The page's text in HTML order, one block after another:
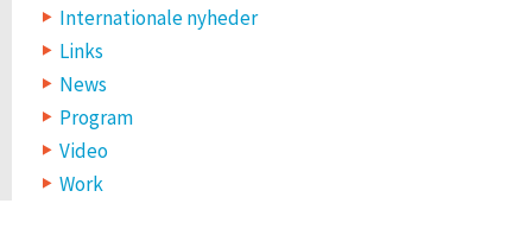
Internationale nyheder
Links
News
Program
Video
Work